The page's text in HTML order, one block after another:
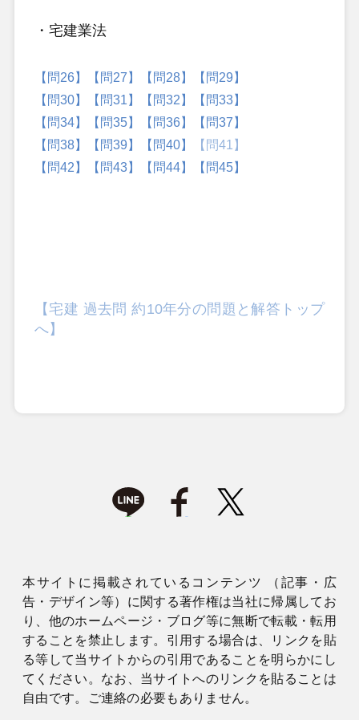
・宅建業法
【問26】 【問27】 【問28】
【問29】
【問30】
【問31】 【問32】
【問33】
【問34】
【問35】 【問36】
【問37】
【問38】
【問39】 【問40】
【問41】
【問42】
【問43】 【問44】 【問45】
【宅建 過去問 約10年分の問題と解答トップ
へ】
本サイトに掲載されているコンテンツ （記事・広
告・デザイン等）に関する著作権は当社に帰属してお
り、他のホームページ・ブログ等に無断で転載・転用
することを禁止します。引用する場合は、リンクを貼
る等して当サイトからの引用であることを明らかにし
てください。なお、当サイトへのリンクを貼ることは
自由です。ご連絡の必要もありません。